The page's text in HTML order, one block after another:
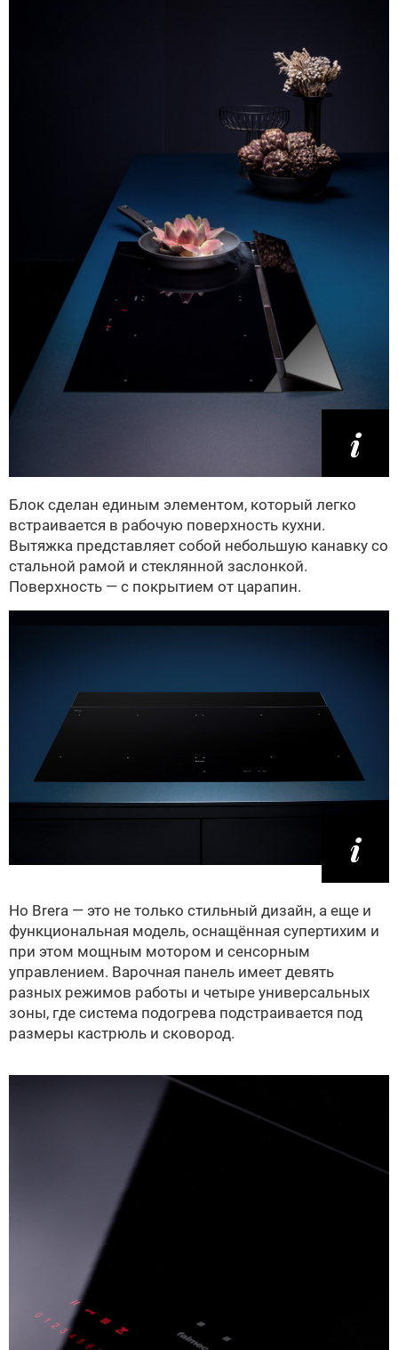
Блок сделан единым элементом, который легко
встраивается в рабочую поверхность кухни.
Вытяжка представляет собой небольшую канавку со
стальной рамой и стеклянной заслонкой.
Поверхность — с покрытием от царапин.
Но Brera — это не только стильный дизайн, а еще и
функциональная модель, оснащённая супертихим и
при этом мощным мотором и сенсорным
управлением. Варочная панель имеет девять
разных режимов работы и четыре универсальных
зоны, где система подогрева подстраивается под
размеры кастрюль и сковород.